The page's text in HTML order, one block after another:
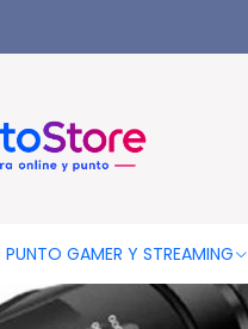
PUNTO GAMER Y STREAMING